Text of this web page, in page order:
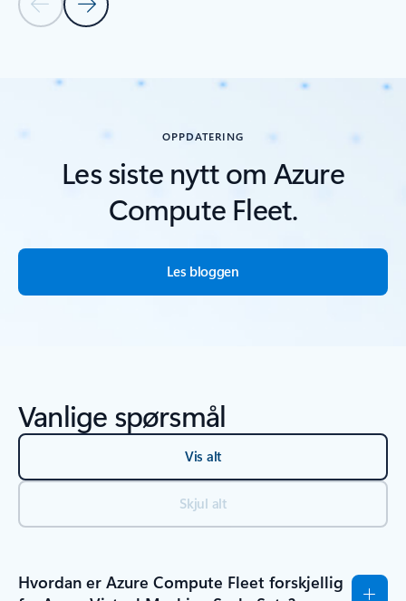
Forrige lysbildeNeste lysbilde
Tilbake til RESSURSER – Faneinndelingen kom i gang
OPPDATERING
Les siste nytt om Azure
Compute Fleet.
Les bloggen
Vanlige spørsmål
Vis alt
Skjul alt
Hvordan er Azure Compute Fleet forskjellig